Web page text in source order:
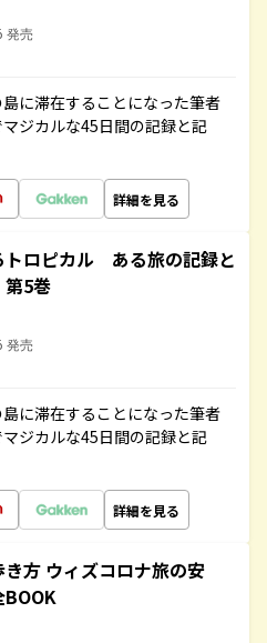
発売
に滞在することになった筆者
ジカルな45日間の記録と記
詳細を見る
トロピカル ある旅の記録と
5巻
発売
に滞在することになった筆者
ジカルな45日間の記録と記
詳細を見る
方 ウィズコロナ旅の安